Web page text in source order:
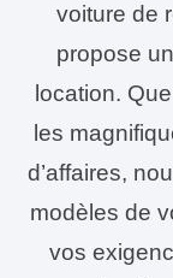
voiture de
propose
location.
les
d’affaires,
modèles de
vos